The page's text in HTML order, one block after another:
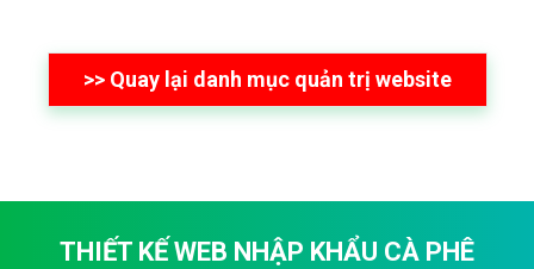
>> Quay lại danh mục quản trị website
THIẾT KẾ WEB NHẬP KHẨU CÀ PHÊ